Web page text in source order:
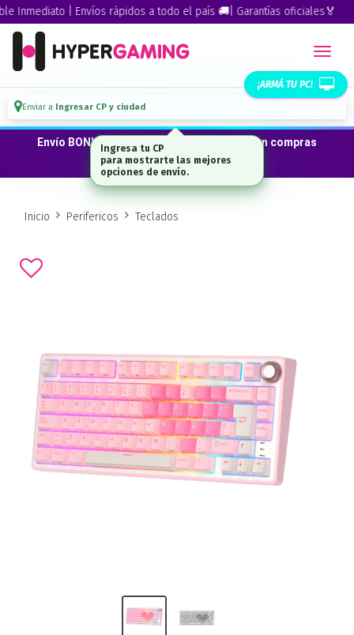
| Envíos rápidos a todo el país 🚚| Garantías oficiales🏅
¡ARMÁ TU PC!
Enviar a Ingresar CP y ciudad
Envío BONIFICADO a CABA · GBA ·La Plata en compras
desde $300.000*
Inicio Perifericos Teclados
Ingresa tu CP
para mostrarte las mejores
opciones de envío.